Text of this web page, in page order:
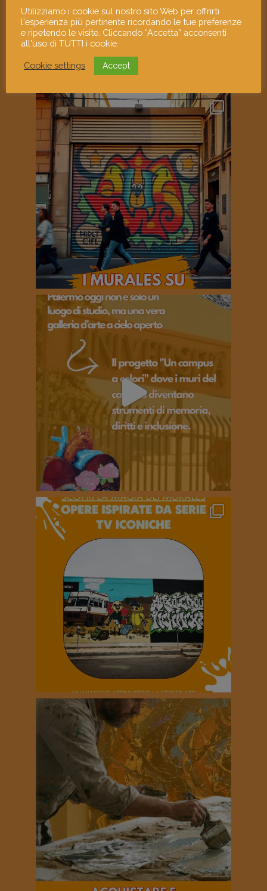
Utilizziamo i cookie sul nostro sito Web per offrirti
l'esperienza più pertinente ricordando le tue preferenze
e ripetendo le visite. Cliccando “Accetta” acconsenti
all'uso di TUTTI i cookie.
Cookie settings Accept